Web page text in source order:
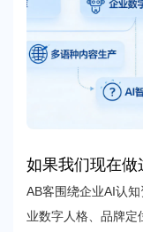
如果我们现在做
直接支撑后面
问答和销售资料
AB客围绕企业AI认
业数字人格、品牌定